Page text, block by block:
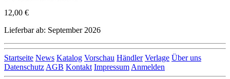
12,00 €
Lieferbar ab: September 2026
Startseite News Katalog Vorschau Händler Verlage Über uns
Datenschutz AGB Kontakt Impressum Anmelden